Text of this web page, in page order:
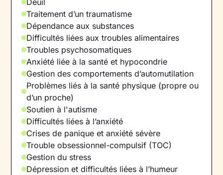
atteindre vos objectifs.
Grâce àdes techniques et des exercices
spécifiques , choisis en fonction de vos valeurs
et de vos besoins, vous pourrez restructurer les
façons de penser et d'agir qui vous ont limité
jusqu'à présent. Je resterai à vos côtés pour
vous encourager et vous soutenir, et nous
marcherons ensemble vers l'objectif : votre
bien-être .
Traitement d’un traumatisme
Dépendance aux substances
Difficultés liées aux troubles alimentaires
Troubles psychosomatiques
Anxiété liée à la santé et hypocondrie
Gestion des comportements d’automutilation
Problèmes liés à la santé physique (propre ou
d’un proche)
Soutien à l'autisme
Difficultés liées à l’anxiété
Crises de panique et anxiété sévère
Trouble obsessionnel-compulsif (TOC)
Gestion du stress
Dépression et difficultés liées à l’humeur